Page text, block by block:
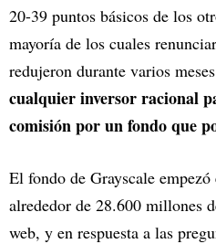
20-39 puntos básicos de los
mayoría de los cuales
redujeron durante varios
cualquier inversor racional
comisión por un fondo que
El fondo de Grayscale
alrededor de 28.600 millones
web, y en respuesta a las